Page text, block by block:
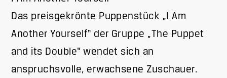
Das preisgekrönte Puppenstück „I Am
Another Yourself“ der Gruppe „The Puppet
and its Double“ wendet sich an
anspruchsvolle, erwachsene Zuschauer.